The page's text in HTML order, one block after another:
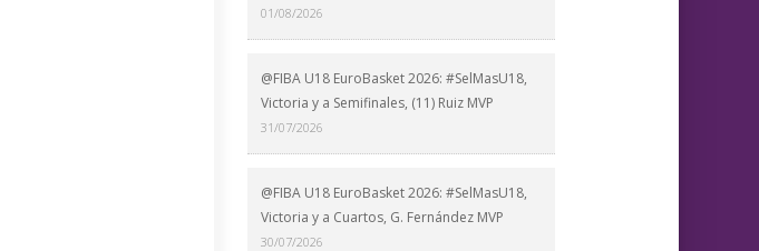
01/08/2026
@FIBA U18 EuroBasket 2026: #SelMasU18,
Victoria y a Semifinales, (11) Ruiz MVP
31/07/2026
@FIBA U18 EuroBasket 2026: #SelMasU18,
Victoria y a Cuartos, G. Fernández MVP
30/07/2026